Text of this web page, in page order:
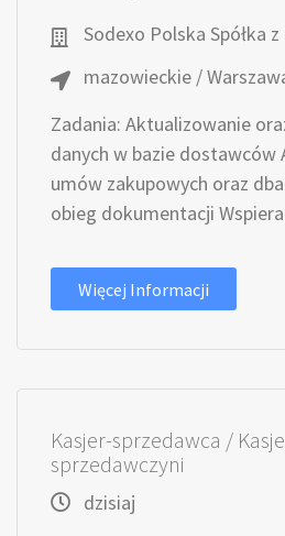
Sodexo Polska Spółka z
mazowieckie /
Zadania: Aktualizowanie
danych w bazie dostawców
umów zakupowych oraz
obieg dokumentacji
Więcej Informacji
Kasjer-sprzedawca /
sprzedawczyni
dzisiaj